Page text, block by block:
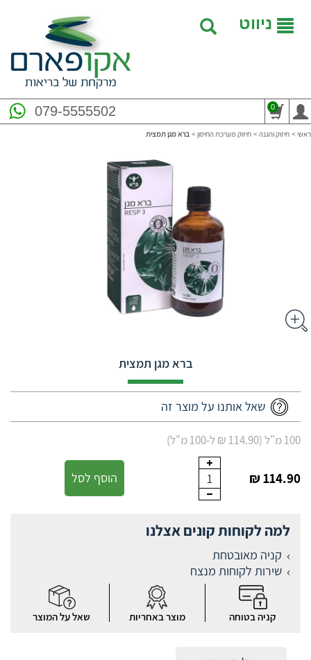
ניווט
079-5555502 0
ראשי > חיזוק והגנה > חיזוק מערכת החיסון > ברא מגן תמצית
ברא מגן תמצית
שאל אותנו על מוצר זה
100 מ"ל (114.90 ₪ ל-100 מ"ל)
114.90 ₪
1 הוסף לסל
למה לקוחות קונים אצלנו
קניה מאובטחת
שירות לקוחות מנצח
קניה בטוחה מוצר באחריות שאל על המוצר